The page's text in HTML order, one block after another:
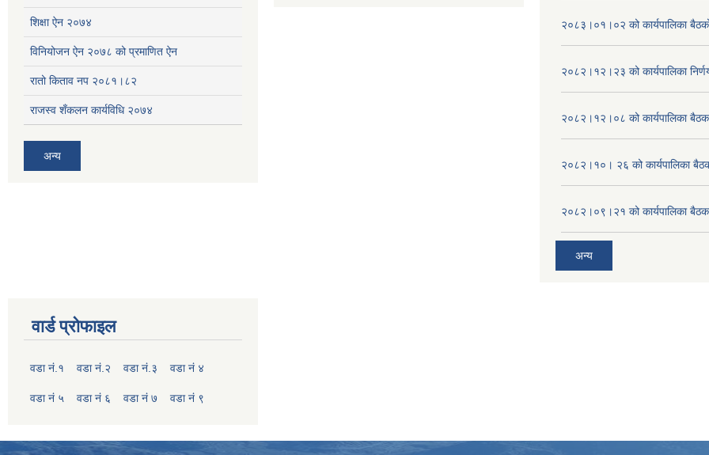
शिक्षा ऐन २०७४
विनियोजन ऐन २०७८ को प्रमाणित ऐन
रातो किताव नप २०८१।८२
राजस्व शँकलन कार्यविधि २०७४
अन्य
२०८३।०१।०२ को कार्यपालिका
२०८२।१२।२३ को कार्यपालिका
२०८२।१२।०८ को कार्यपालिका बैठक
२०८२।१०। २६ को कार्यपालिका
२०८२।०९।२१ को कार्यपालिका
अन्य
वार्ड प्रोफाइल
वडा नं.१ वडा नं.२ वडा नं.३ वडा नं ४
वडा नं ५ वडा नं ६ वडा नं ७ वडा नं ९